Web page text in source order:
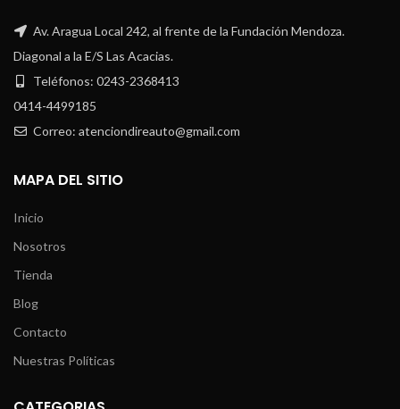
Av. Aragua Local 242, al frente de la Fundación Mendoza.
Diagonal a la E/S Las Acacias.
Teléfonos: 0243-2368413
0414-4499185
Correo: atenciondireauto@gmail.com
MAPA DEL SITIO
Inicio
Nosotros
Tienda
Blog
Contacto
Nuestras Políticas